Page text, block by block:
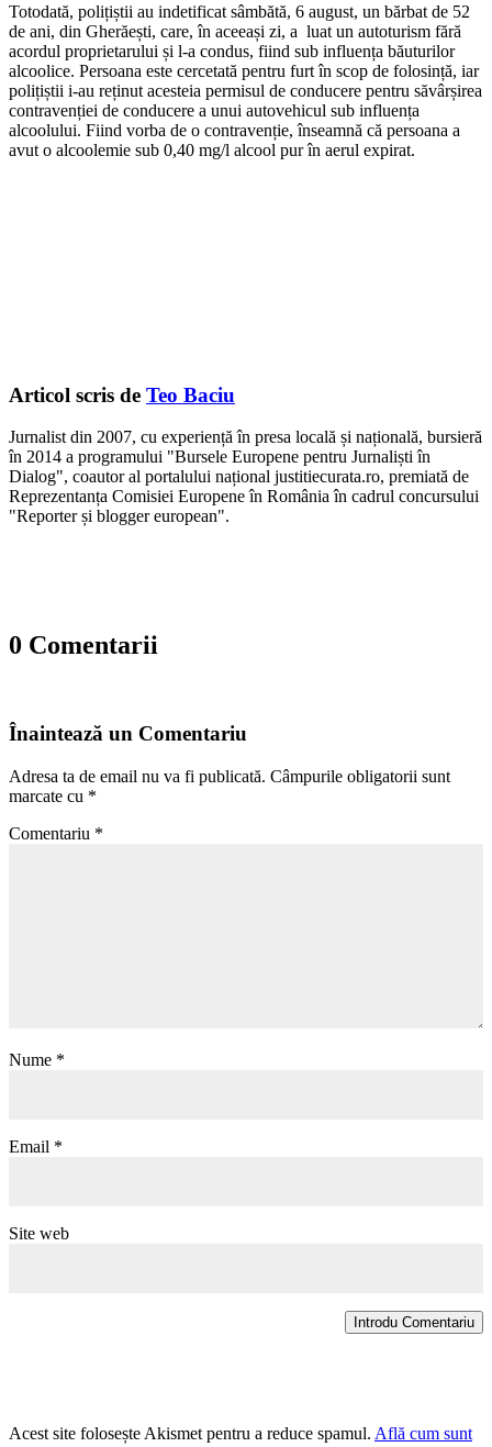
Totodată, polițiștii au indetificat sâmbătă, 6 august, un bărbat de 52
de ani, din Gherăești, care, în aceeași zi, a luat un autoturism fără
acordul proprietarului și l-a condus, fiind sub influența băuturilor
alcoolice. Persoana este cercetată pentru furt în scop de folosință, iar
polițiștii i-au reținut acesteia permisul de conducere pentru săvârșirea
contravenției de conducere a unui autovehicul sub influența
alcoolului. Fiind vorba de o contravenție, înseamnă că persoana a
avut o alcoolemie sub 0,40 mg/l alcool pur în aerul expirat.
Articol scris de Teo Baciu
Jurnalist din 2007, cu experiență în presa locală și națională, bursieră
în 2014 a programului "Bursele Europene pentru Jurnaliști în
Dialog", coautor al portalului național justitiecurata.ro, premiată de
Reprezentanța Comisiei Europene în România în cadrul concursului
"Reporter și blogger european".
0 Comentarii
Înaintează un Comentariu
Adresa ta de email nu va fi publicată. Câmpurile obligatorii sunt
marcate cu *
Comentariu *
Nume *
Email *
Site web
Introdu Comentariu
Acest site folosește Akismet pentru a reduce spamul. Află cum sunt